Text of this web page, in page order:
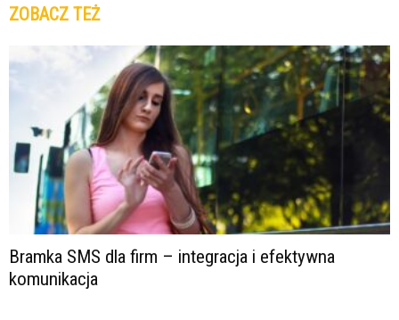
ZOBACZ TEŻ
Bramka SMS dla firm – integracja i efektywna
komunikacja